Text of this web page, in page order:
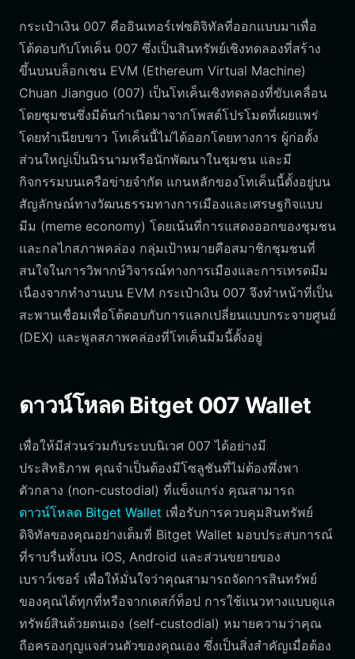
กระเป๋าเงิน 007 คืออินเทอร์เฟซดิจิทัลที่ออกแบบมาเพื่อ
โต้ตอบกับโทเค็น 007 ซึ่งเป็นสินทรัพย์เชิงทดลองที่สร้าง
ขึ้นบนบล็อกเชน EVM (Ethereum Virtual Machine)
Chuan Jianguo (007) เป็นโทเค็นเชิงทดลองที่ขับเคลื่อน
โดยชุมชนซึ่งมีต้นกำเนิดมาจากโพสต์โปรโมตที่เผยแพร่
โดยทำเนียบขาว โทเค็นนี้ไม่ได้ออกโดยทางการ ผู้ก่อตั้ง
ส่วนใหญ่เป็นนิรนามหรือนักพัฒนาในชุมชน และมี
กิจกรรมบนเครือข่ายจำกัด แกนหลักของโทเค็นนี้ตั้งอยู่บน
สัญลักษณ์ทางวัฒนธรรมทางการเมืองและเศรษฐกิจแบบ
มีม (meme economy) โดยเน้นที่การแสดงออกของชุมชน
และกลไกสภาพคล่อง กลุ่มเป้าหมายคือสมาชิกชุมชนที่
สนใจในการวิพากษ์วิจารณ์ทางการเมืองและการเทรดมีม
เนื่องจากทำงานบน EVM กระเป๋าเงิน 007 จึงทำหน้าที่เป็น
สะพานเชื่อมเพื่อโต้ตอบกับการแลกเปลี่ยนแบบกระจายศูนย์
(DEX) และพูลสภาพคล่องที่โทเค็นมีมนี้ตั้งอยู่
ดาวน์โหลด Bitget 007 Wallet
เพื่อให้มีส่วนร่วมกับระบบนิเวศ 007 ได้อย่างมี
ประสิทธิภาพ คุณจำเป็นต้องมีโซลูชันที่ไม่ต้องพึ่งพา
ตัวกลาง (non-custodial) ที่แข็งแกร่ง คุณสามารถ
ดาวน์โหลด Bitget Wallet เพื่อรับการควบคุมสินทรัพย์
ดิจิทัลของคุณอย่างเต็มที่ Bitget Wallet มอบประสบการณ์
ที่ราบรื่นทั้งบน iOS, Android และส่วนขยายของ
เบราว์เซอร์ เพื่อให้มั่นใจว่าคุณสามารถจัดการสินทรัพย์
ของคุณได้ทุกที่หรือจากเดสก์ท็อป การใช้แนวทางแบบดูแล
ทรัพย์สินด้วยตนเอง (self-custodial) หมายความว่าคุณ
ถือครองกุญแจส่วนตัวของคุณเอง ซึ่งเป็นสิ่งสำคัญเมื่อต้อง